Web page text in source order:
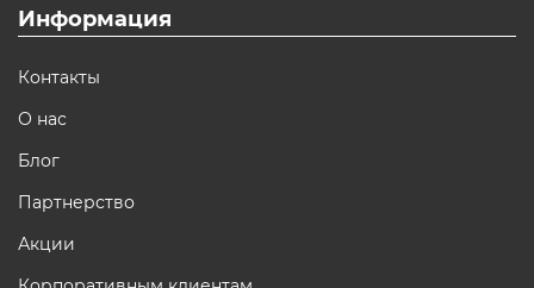
Информация
Контакты
О нас
Блог
Партнерство
Акции